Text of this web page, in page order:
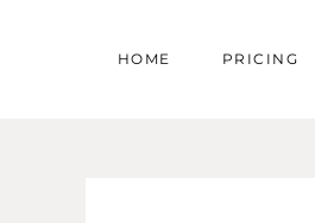
HOME PRICING